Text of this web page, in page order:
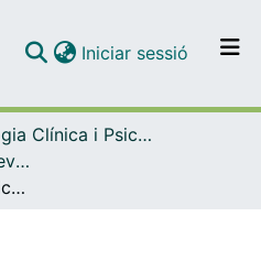
Navega per tot el DD
Iniciar sessió (current)
Psicologia Clínica i Psicobiologia
Articles publicats en revistes (Psicologia Clínica i Psicobiologia)
Evaluación criminológica de la justicia juvenil en España